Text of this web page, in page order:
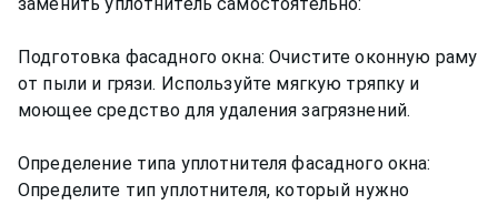
Подготовка фасадного окна: Очистите оконную раму
от пыли и грязи. Используйте мягкую тряпку и
моющее средство для удаления загрязнений.
Определение типа уплотнителя фасадного окна:
Определите тип уплотнителя, который нужно